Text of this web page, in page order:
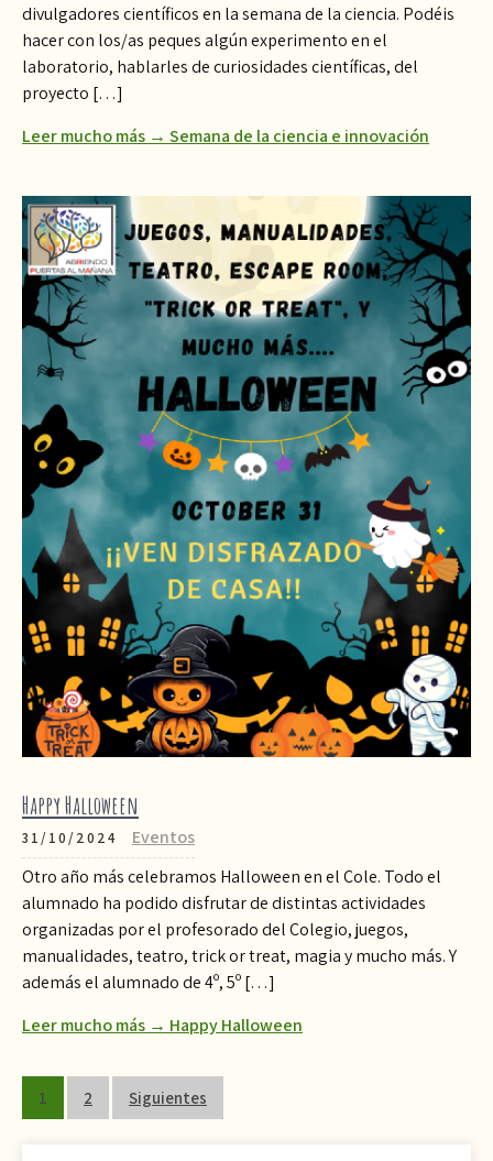
divulgadores científicos en la semana de la ciencia. Podéis
hacer con los/as peques algún experimento en el
laboratorio, hablarles de curiosidades científicas, del
proyecto […]
Leer mucho más → Semana de la ciencia e innovación
Happy Halloween
31/10/2024
Eventos
Otro año más celebramos Halloween en el Cole. Todo el
alumnado ha podido disfrutar de distintas actividades
organizadas por el profesorado del Colegio, juegos,
manualidades, teatro, trick or treat, magia y mucho más. Y
además el alumnado de 4º, 5º […]
Leer mucho más → Happy Halloween
Paginación
1 2 Siguientes